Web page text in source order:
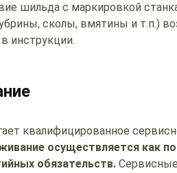
шильда с маркировкой
сколы, вмятины и т.п.)
инструкции.
квалифицированное
осуществляется как
обязательств.